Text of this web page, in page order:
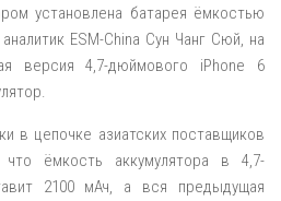
установлена батарея ёмкостью
ESM-China Сун Чанг Сюй, на
версия 4,7-дюймового iPhone 6
в цепочке азиатских поставщиков
ёмкость аккумулятора в 4,7-
2100 мАч, а вся предыдущая